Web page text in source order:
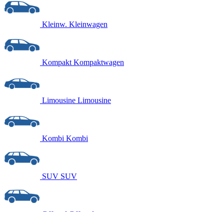
Kleinw. Kleinwagen
Kompakt Kompaktwagen
Limousine Limousine
Kombi Kombi
SUV SUV